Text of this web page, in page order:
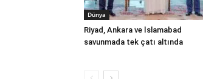
Dünya
Riyad, Ankara ve İslamabad
savunmada tek çatı altında